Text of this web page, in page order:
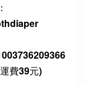
費39元)